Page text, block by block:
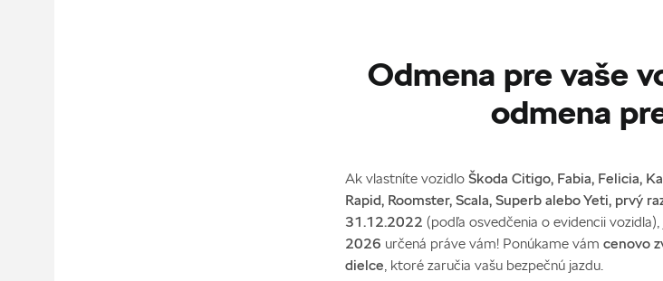
Odmena pre vaše
odmena
Ak vlastníte vozidlo Škoda Citigo, Fabia, Felicia,
Rapid, Roomster, Scala, Superb alebo Yeti, prvý
31.12.2022 (podľa osvedčenia o evidencii vozidla),
2026 určená práve vám! Ponúkame vám cenovo
dielce , ktoré zaručia vašu bezpečnú jazdu.